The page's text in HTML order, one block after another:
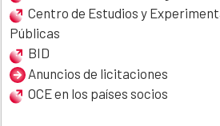
Centro de Estudios y
Públicas
BID
Anuncios de licitaciones
OCE en los países socios